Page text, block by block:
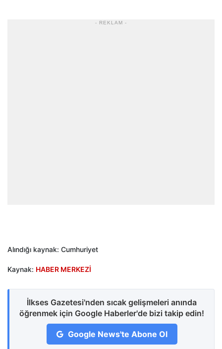
- REKLAM -
Alındığı kaynak: Cumhuriyet
Kaynak: HABER MERKEZİ
İlkses Gazetesi'nden sıcak gelişmeleri anında
öğrenmek için Google Haberler'de bizi takip edin!
Google News'te Abone Ol